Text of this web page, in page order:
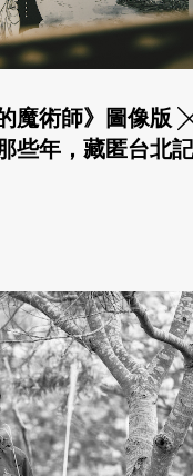
魔術師》圖像版
年，藏匿台北